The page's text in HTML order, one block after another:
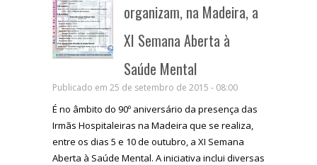
organizam, na Madeira, a
XI Semana Aberta à
Saúde Mental
Publicado em 25 de setembro de 2015 - 08:00
É no âmbito do 90º aniversário da presença das
Irmãs Hospitaleiras na Madeira que se realiza,
entre os dias 5 e 10 de outubro, a XI Semana
Aberta à Saúde Mental. A iniciativa inclui diversas